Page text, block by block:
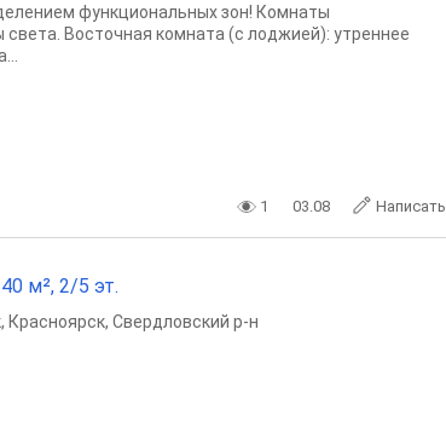
функциональных зон! Комнаты
Восточная комната (с лоджией): утреннее
1 03.08 Написать
м², 2/5 эт.
, Красноярск, Свердловский р-н